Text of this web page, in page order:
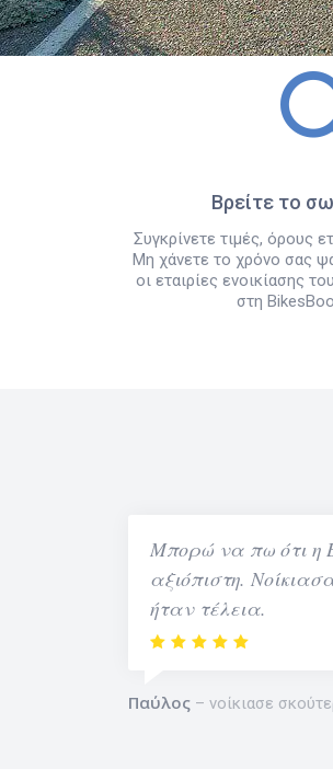
Βρείτε το
Συγκρίνετε τιμές, όρους
Μη χάνετε το χρόνο σας
οι εταιρίες ενοικίασης
στη
Μπορώ να πω ότι η
αξιόπιστη.
ήταν τέλεια.
Παύλος νοίκιασε